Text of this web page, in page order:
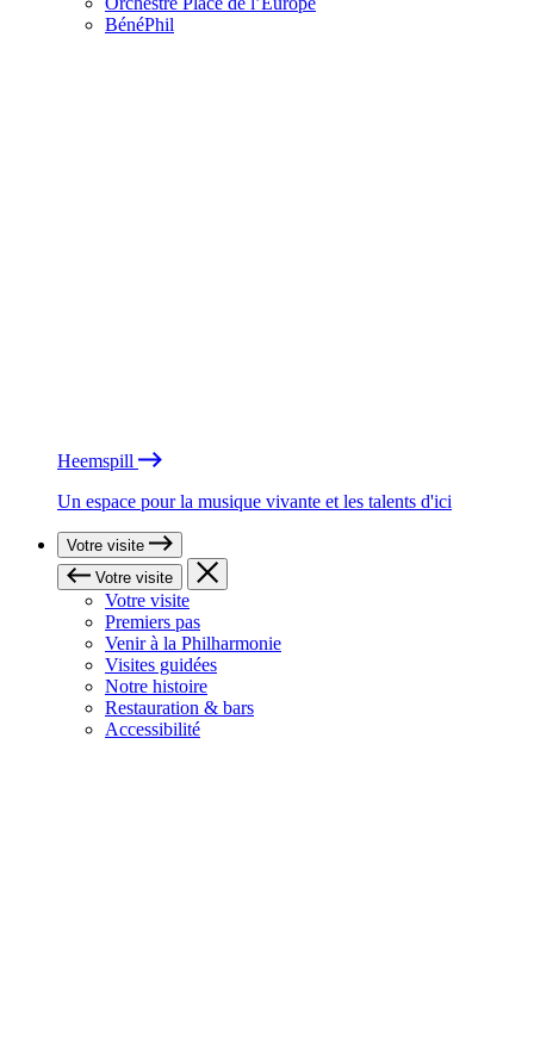
BénéPhil
Heemspill
Un espace pour la musique vivante et les talents d'ici
Votre visite
Votre visite
Votre visite
Premiers pas
Venir à la Philharmonie
Visites guidées
Notre histoire
Restauration & bars
Accessibilité